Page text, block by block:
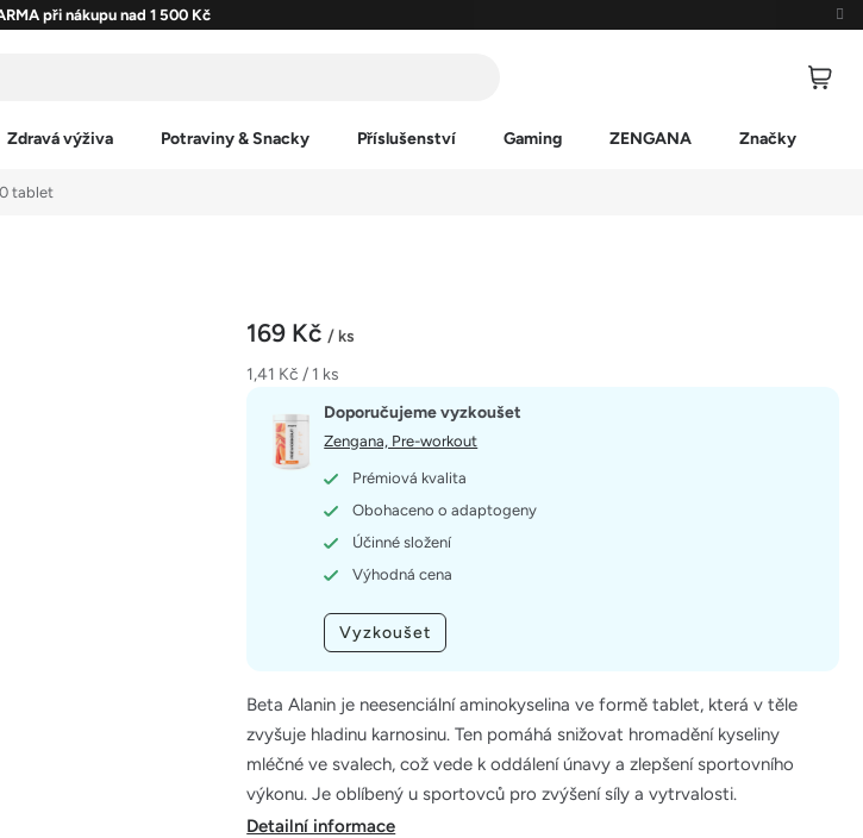
při nákupu nad 1 500 Kč
Zdravá výživa Potraviny & Snacky Příslušenství Gaming ZENGANA Značky
tablet
169 Kč/ ks
Měrná
1,41 Kč / 1 ks
Beta Alanin je neesenciální aminokyselina ve formě tablet, která v těle
zvyšuje hladinu karnosinu. Ten pomáhá snižovat hromadění kyseliny
mléčné ve svalech, což vede k oddálení únavy a zlepšení sportovního
výkonu. Je oblíbený u sportovců pro zvýšení síly a vytrvalosti.
Doporučujeme vyzkoušet
Zengana, Pre-workout
Prémiová kvalita
Obohaceno o adaptogeny
Účinné složení
Výhodná cena
Vyzkoušet
Detailní informace